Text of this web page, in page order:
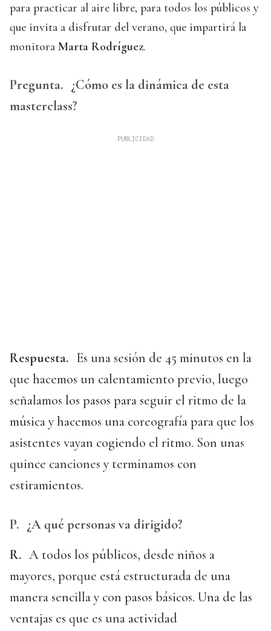
para practicar al aire libre, para todos los públicos y
que invita a disfrutar del verano, que impartirá la
monitora Marta Rodríguez.
Pregunta. ¿Cómo es la dinámica de esta
masterclass?
Respuesta. Es una sesión de 45 minutos en la
que hacemos un calentamiento previo, luego
señalamos los pasos para seguir el ritmo de la
música y hacemos una coreografía para que los
asistentes vayan cogiendo el ritmo. Son unas
quince canciones y terminamos con
estiramientos.
P. ¿A qué personas va dirigido?
R. A todos los públicos, desde niños a
mayores, porque está estructurada de una
manera sencilla y con pasos básicos. Una de las
ventajas es que es una actividad